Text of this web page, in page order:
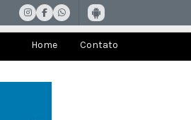
Home Contato